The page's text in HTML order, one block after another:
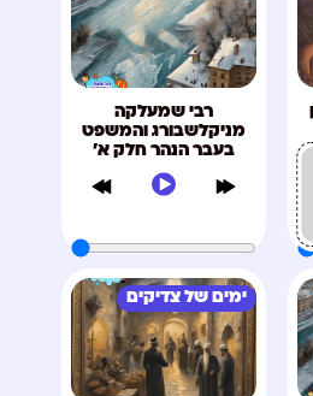
רבי שמעלקה
מניקלשבורג והמשפט
בעבר הנהר חלק א'
ימים של צדיקים